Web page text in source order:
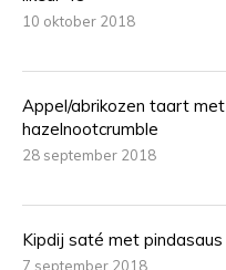
10 oktober 2018
Appel/abrikozen taart met
hazelnootcrumble
28 september 2018
Kipdij saté met pindasaus
7 september 2018